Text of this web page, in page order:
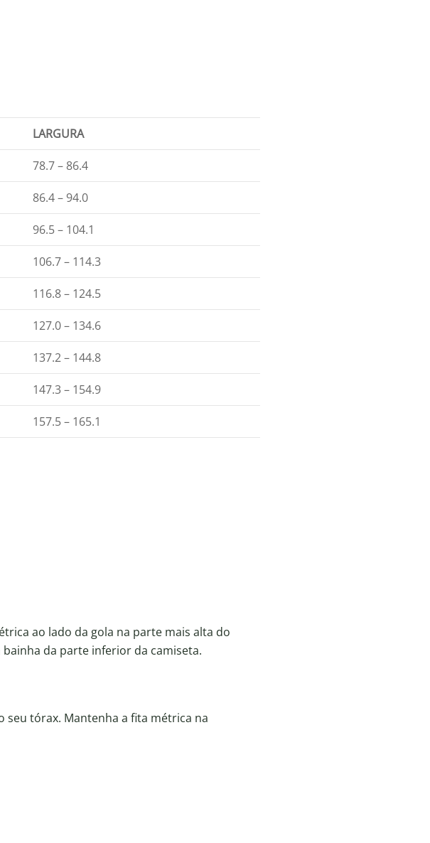
LARGURA
78.7 – 86.4
86.4 – 94.0
96.5 – 104.1
106.7 – 114.3
116.8 – 124.5
127.0 – 134.6
137.2 – 144.8
147.3 – 154.9
157.5 – 165.1
ao lado da gola na parte mais alta do
da parte inferior da camiseta.
seu tórax. Mantenha a fita métrica na